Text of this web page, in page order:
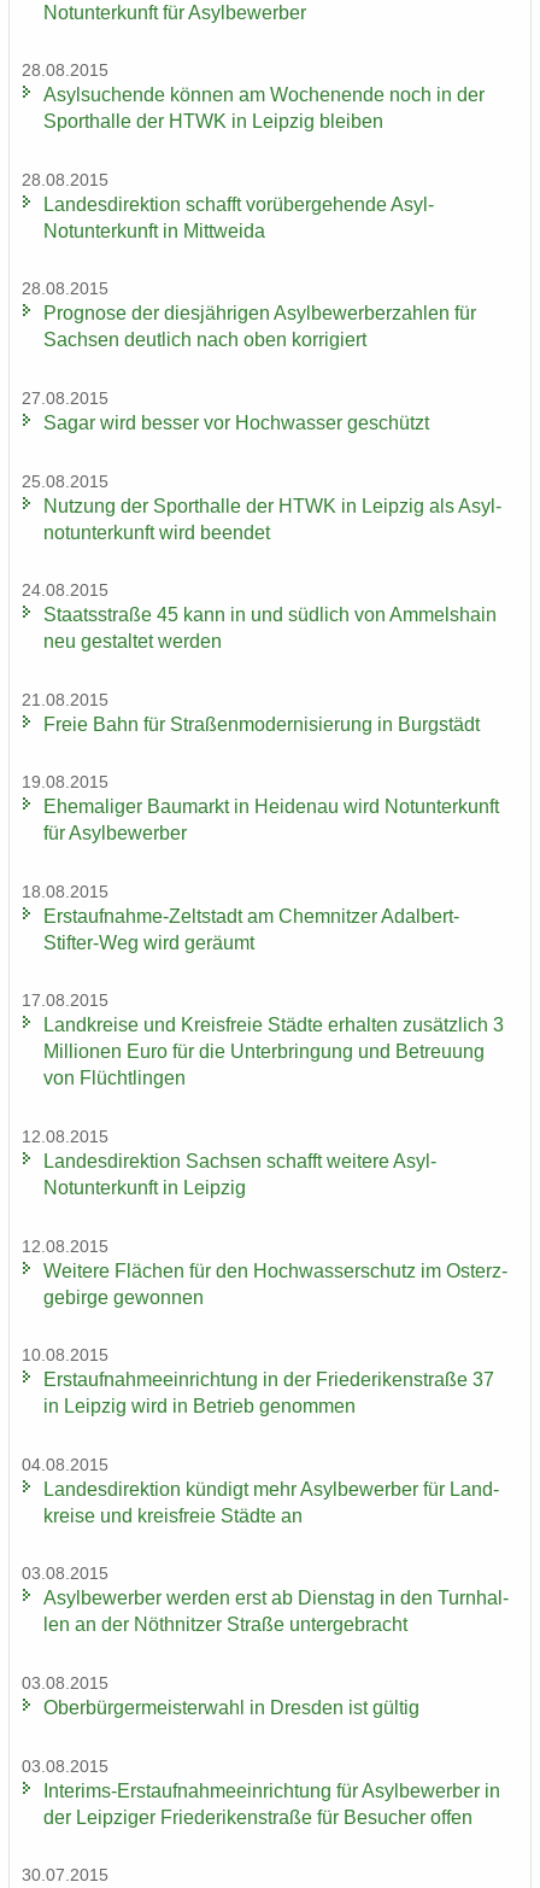
Not­un­ter­kunft für Asyl­be­wer­ber
28.08.2015
Asyl­su­chen­de kön­nen am Wo­chen­en­de noch in der
Sport­hal­le der HTWK in Leip­zig blei­ben
28.08.2015
Lan­des­di­rek­ti­on schafft vor­über­ge­hen­de Asyl-​
Notunterkunft in Mitt­wei­da
28.08.2015
Pro­gno­se der dies­jäh­ri­gen Asyl­be­wer­ber­zah­len für
Sach­sen deut­lich nach oben kor­ri­giert
27.08.2015
Sagar wird bes­ser vor Hoch­was­ser ge­schützt
25.08.2015
Nut­zung der Sport­hal­le der HTWK in Leip­zig als Asyl­
not­un­ter­kunft wird be­en­det
24.08.2015
Staats­stra­ße 45 kann in und süd­lich von Am­mels­hain
neu ge­stal­tet wer­den
21.08.2015
Freie Bahn für Stra­ßen­mo­der­ni­sie­rung in Burg­städt
19.08.2015
Ehe­ma­li­ger Bau­markt in Hei­den­au wird Not­un­ter­kunft
für Asyl­be­wer­ber
18.08.2015
Erstaufnahme-​Zeltstadt am Chem­nit­zer Adalbert-​
Stifter-Weg wird ge­räumt
17.08.2015
Land­krei­se und Kreis­freie Städ­te er­hal­ten zu­sätz­lich 3
Mil­lio­nen Euro für die Un­ter­brin­gung und Be­treu­ung
von Flücht­lin­gen
12.08.2015
Lan­des­di­rek­ti­on Sach­sen schafft wei­te­re Asyl-​
Notunterkunft in Leip­zig
12.08.2015
Wei­te­re Flä­chen für den Hoch­was­ser­schutz im Ost­erz­
ge­bir­ge ge­won­nen
10.08.2015
Erst­auf­nah­me­ein­rich­tung in der Frie­de­ri­ken­stra­ße 37
in Leip­zig wird in Be­trieb ge­nom­men
04.08.2015
Lan­des­di­rek­ti­on kün­digt mehr Asyl­be­wer­ber für Land­
krei­se und kreis­freie Städ­te an
03.08.2015
Asyl­be­wer­ber wer­den erst ab Diens­tag in den Turn­hal­
len an der Nö­th­nit­zer Stra­ße un­ter­ge­bracht
03.08.2015
Ober­bür­ger­meis­ter­wahl in Dres­den ist gül­tig
03.08.2015
Interims-​Erstaufnahmeeinrichtung für Asyl­be­wer­ber in
der Leip­zi­ger Frie­de­ri­ken­stra­ße für Be­su­cher offen
30.07.2015